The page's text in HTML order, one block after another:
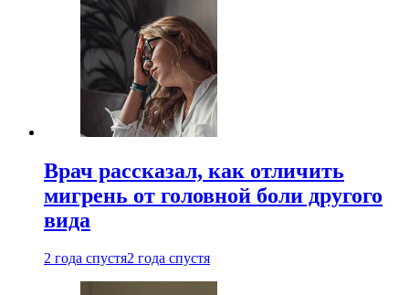
Врач рассказал, как отличить
мигрень от головной боли другого
вида
2 года спустя2 года спустя